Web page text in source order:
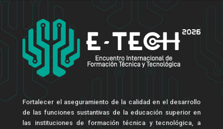
Fortalecer el aseguramiento de la calidad en el desarrollo
de las funciones sustantivas de la educación superior en
las instituciones de formación técnica y tecnológica, a